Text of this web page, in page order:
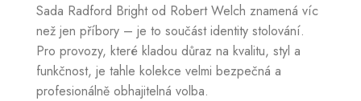
Sada Radford Bright od Robert Welch znamená víc
než jen příbory – je to součást identity stolování.
Pro provozy, které kladou důraz na kvalitu, styl a
funkčnost, je tahle kolekce velmi bezpečná a
profesionálně obhajitelná volba.